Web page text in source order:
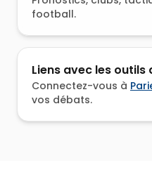
football.
Liens avec les outils
Connectez-vous à
vos débats.